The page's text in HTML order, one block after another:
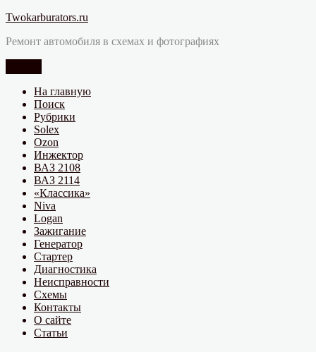
Перейти
содержимому
Twokarburators.ru
Ремонт автомобиля в схемах и фотографиях
На главную
Поиск
Рубрики
Solex
Ozon
Инжектор
ВАЗ 2108
ВАЗ 2114
«Классика»
Niva
Logan
Зажигание
Генератор
Стартер
Диагностика
Неисправности
Схемы
Контакты
О сайте
Статьи